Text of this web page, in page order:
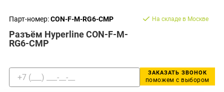
Парт-номер:CON-F-M-RG6-CMP
Разъём Hyperline CON-F-M-
RG6-CMP
На складе в Москве
ЗАКАЗАТЬ ЗВОНОК
поможем с выбором